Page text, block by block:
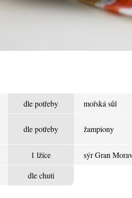
dle potřeby mořská sůl
dle potřeby žampiony
1 lžíce sýr Gran
dle chuti